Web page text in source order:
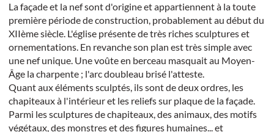
La façade et la nef sont d'origine et appartiennent à la toute
première période de construction, probablement au début du
XIIème siècle. L'église présente de très riches sculptures et
ornementations. En revanche son plan est très simple avec
une nef unique. Une voûte en berceau masquait au Moyen-
Âge la charpente ; l'arc doubleau brisé l'atteste.
Quant aux éléments sculptés, ils sont de deux ordres, les
chapiteaux à l'intérieur et les reliefs sur plaque de la façade.
Parmi les sculptures de chapiteaux, des animaux, des motifs
végétaux, des monstres et des figures humaines... et